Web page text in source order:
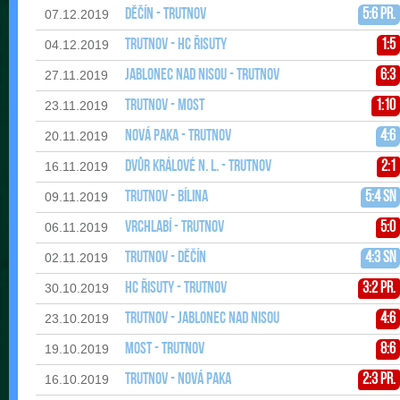
07.12.2019 Děčín - Trutnov 5:6 pr.
04.12.2019 Trutnov - HC Řisuty 1:5
27.11.2019 Jablonec nad Nisou - Trutnov 6:3
23.11.2019 Trutnov - Most 1:10
20.11.2019 Nová Paka - Trutnov 4:6
16.11.2019 Dvůr Králové n. L. - Trutnov 2:1
09.11.2019 Trutnov - Bílina 5:4 sn
06.11.2019 Vrchlabí - Trutnov 5:0
02.11.2019 Trutnov - Děčín 4:3 sn
30.10.2019 HC Řisuty - Trutnov 3:2 pr.
23.10.2019 Trutnov - Jablonec nad Nisou 4:6
19.10.2019 Most - Trutnov 8:6
16.10.2019 Trutnov - Nová Paka 2:3 pr.